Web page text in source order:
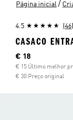
Página inicial /
4.5 (46)
CASACO
Preço atual
€ 18
€ 15 Último melhor
€ 30 Preço original